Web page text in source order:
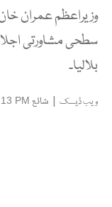
وزیراعظم عمران
سطحی مشاورتی
بلالیا۔
ویب ڈیسک | شائع PM